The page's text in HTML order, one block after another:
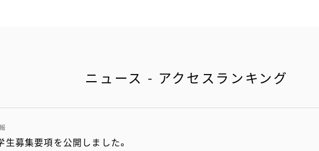
ニュース - アクセスランキング
募集要項を公開しました。